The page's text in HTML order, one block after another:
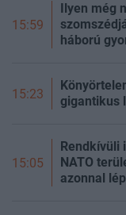
15:59
Ilyen még
háború
15:23
gigantikus
15:05
Rendkívüli
NATO
azonnal